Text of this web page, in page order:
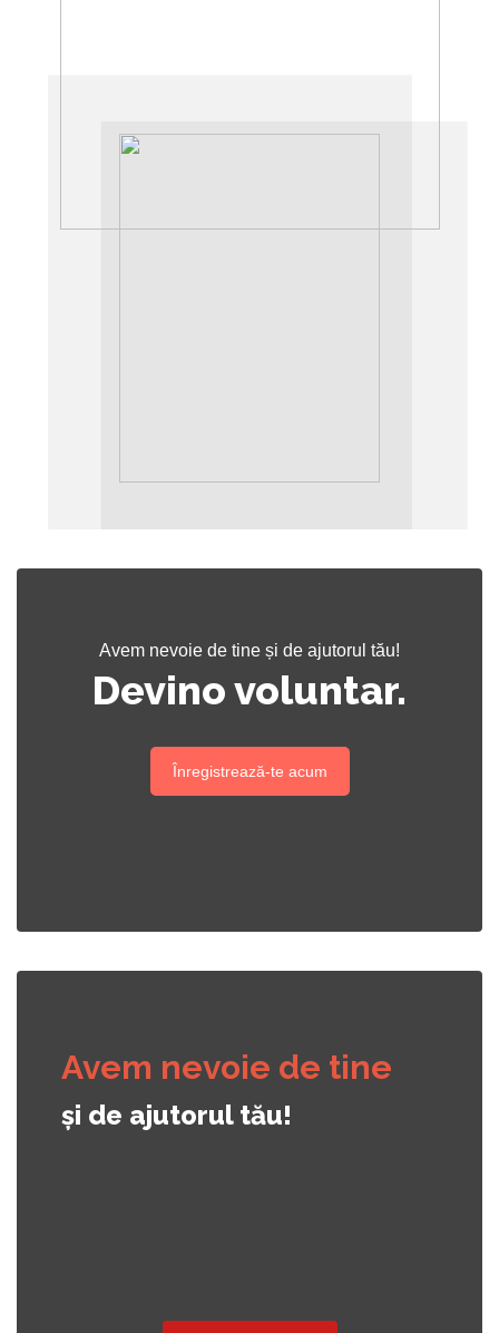
Avem nevoie de tine și de ajutorul tău!
Devino voluntar.
Înregistrează-te acum
Avem nevoie de tine
și de ajutorul tău!